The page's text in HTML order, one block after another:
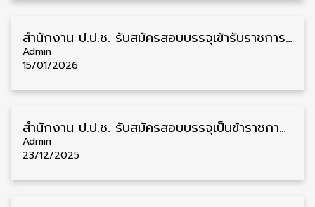
สำนักงาน ป.ป.ช. รับสมัครสอบบรรจุเข้ารับราชการ วุฒิ ปวส./ป.ตรี 97 อัตรา รับสมัคร 23 มกราคม – 12 กุมภาพันธ์
Admin
15/01/2026
สำนักงาน ป.ป.ช. รับสมัครสอบบรรจุเป็นข้าราชการ ผู้ช่วยพนักงานไต่สวน 349 อัตรา รับสมัคร 29 ธันวาคม – 14 มกราคม
Admin
23/12/2025